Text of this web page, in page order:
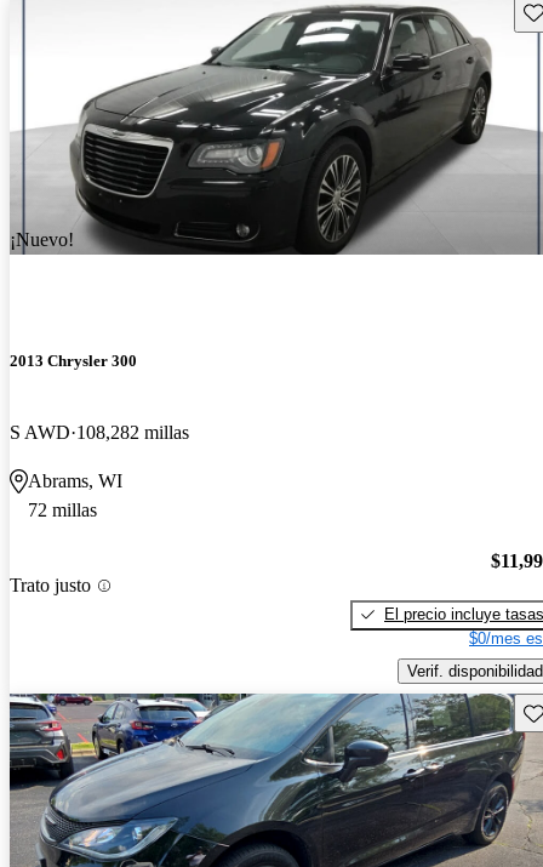
¡Nuevo!
2013 Chrysler 300
S AWD 108,282 millas
Abrams, WI
72 millas
Trato justo
El precio incluye tasas
$0/mes
Verif. disponibilidad